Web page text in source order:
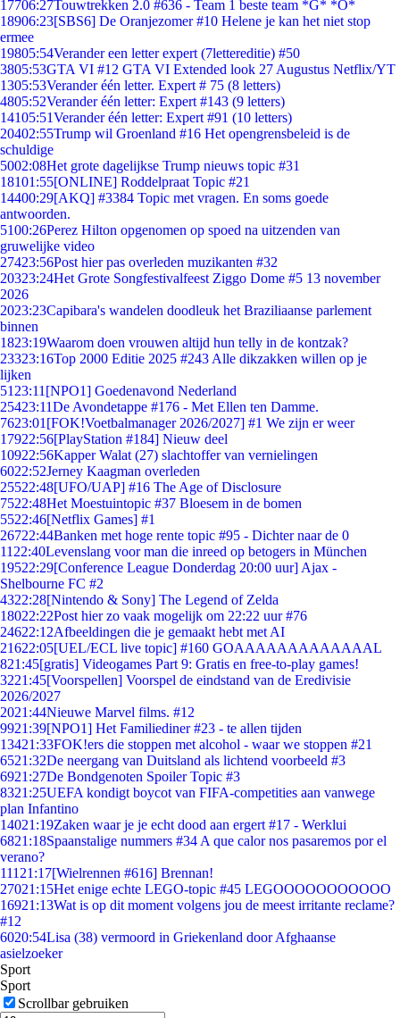
17706:27Touwtrekken 2.0 #636 - Team 1 beste team *G* *O*
18906:23[SBS6] De Oranjezomer #10 Helene je kan het niet stop
ermee
19805:54Verander een letter expert (7lettereditie) #50
3805:53GTA VI #12 GTA VI Extended look 27 Augustus Netflix/YT
1305:53Verander één letter. Expert # 75 (8 letters)
4805:52Verander één letter: Expert #143 (9 letters)
14105:51Verander één letter: Expert #91 (10 letters)
20402:55Trump wil Groenland #16 Het opengrensbeleid is de
schuldige
5002:08Het grote dagelijkse Trump nieuws topic #31
18101:55[ONLINE] Roddelpraat Topic #21
14400:29[AKQ] #3384 Topic met vragen. En soms goede
antwoorden.
5100:26Perez Hilton opgenomen op spoed na uitzenden van
gruwelijke video
27423:56Post hier pas overleden muzikanten #32
20323:24Het Grote Songfestivalfeest Ziggo Dome #5 13 november
2026
2023:23Capibara's wandelen doodleuk het Braziliaanse parlement
binnen
1823:19Waarom doen vrouwen altijd hun telly in de kontzak?
23323:16Top 2000 Editie 2025 #243 Alle dikzakken willen op je
lijken
51 23:11 [NPO1] Goedenavond Nederland
25423:11De Avondetappe #176 - Met Ellen ten Damme.
7623:01 [FOK!Voetbalmanager 2026/2027] #1 We zijn er weer
17922:56[PlayStation #184] Nieuw deel
10922:56Kapper Walat (27) slachtoffer van vernielingen
6022:52Jerney Kaagman overleden
25522:48[UFO/UAP] #16 The Age of Disclosure
7522:48Het Moestuintopic #37 Bloesem in de bomen
5522:46[Netflix Games] #1
26722:44Banken met hoge rente topic #95 - Dichter naar de 0
11 22:40Levenslang voor man die inreed op betogers in München
19522:29[Conference League Donderdag 20:00 uur] Ajax -
Shelbourne FC #2
4322:28[Nintendo & Sony] The Legend of Zelda
18022:22Post hier zo vaak mogelijk om 22:22 uur #76
24622:12Afbeeldingen die je gemaakt hebt met AI
21622:05[UEL/ECL live topic] #160 GOAAAAAAAAAAAAAL
821:45[gratis] Videogames Part 9: Gratis en free-to-play games!
3221:45[Voorspellen] Voorspel de eindstand van de Eredivisie
2026/2027
2021:44Nieuwe Marvel films. #12
9921:39[NPO1] Het Familiediner #23 - te allen tijden
13421:33FOK!ers die stoppen met alcohol - waar we stoppen #21
6521:32De neergang van Duitsland als lichtend voorbeeld #3
6921:27De Bondgenoten Spoiler Topic #3
8321:25UEFA kondigt boycot van FIFA-competities aan vanwege
plan Infantino
14021:19Zaken waar je je echt dood aan ergert #17 - Werklui
6821:18Spaanstalige nummers #34 A que calor nos pasaremos por el
verano?
111 21:17[Wielrennen #616] Brennan!
27021:15Het enige echte LEGO-topic #45 LEGOOOOOOOOOOO
16921:13Wat is op dit moment volgens jou de meest irritante reclame?
#12
6020:54Lisa (38) vermoord in Griekenland door Afghaanse
asielzoeker
Sport
Sport
Scrollbar gebruiken